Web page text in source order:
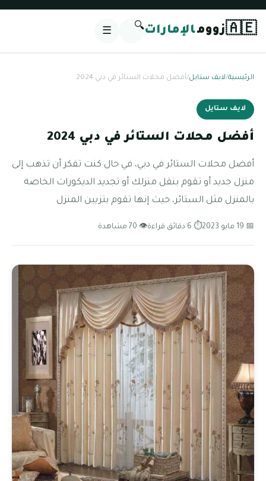
🇦🇪زوومالإمارات🔍
☰
الرئيسية/لايف ستايل/أفضل محلات الستائر في دبي 2024
لايف ستايل
أفضل محلات الستائر في دبي 2024
أفضل محلات الستائر في دبي، في حال كنت تفكر أن تذهب إلى
منزل جديد أو تقوم بنقل منزلك أو تجديد الديكورات الخاصة
بالمنزل مثل الستائر، حيث إنها تقوم بتزيين المنزل
📅 19 مايو 2023 ⏱ 6 دقائق قراءة 👁 70 مشاهدة